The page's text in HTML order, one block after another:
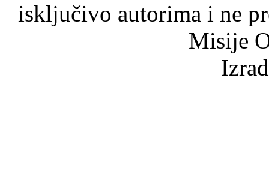
isključivo autorima i ne
Misije